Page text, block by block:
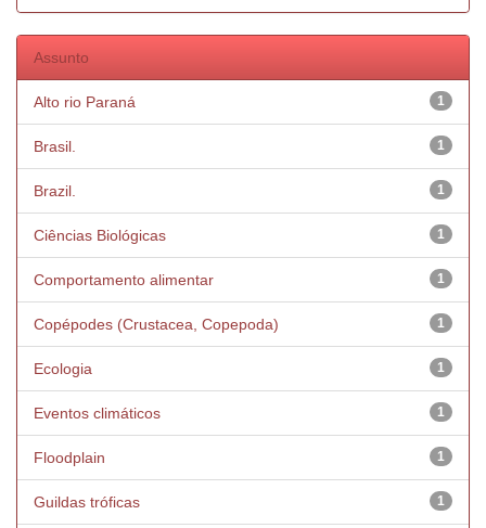
Assunto
1
Alto rio Paraná
1
Brasil.
1
Brazil.
1
Ciências Biológicas
1
Comportamento alimentar
1
Copépodes (Crustacea, Copepoda)
1
Ecologia
1
Eventos climáticos
1
Floodplain
1
Guildas tróficas